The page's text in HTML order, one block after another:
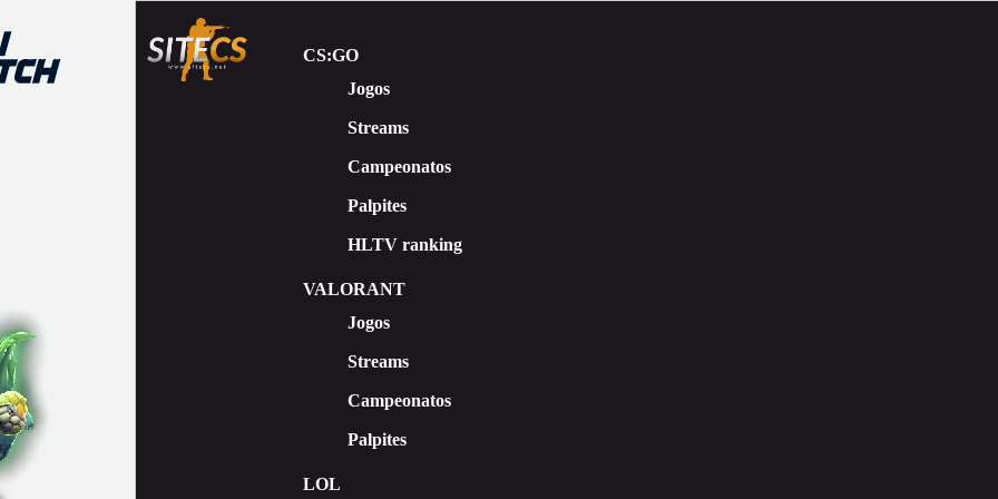
CS:GO
Jogos
Streams
Сampeonatos
Palpites
HLTV ranking
VALORANT
Jogos
Streams
Campeonatos
Palpites
LOL